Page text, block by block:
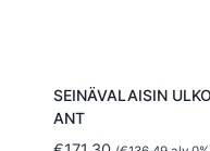
SEINÄVALAISIN
ANT